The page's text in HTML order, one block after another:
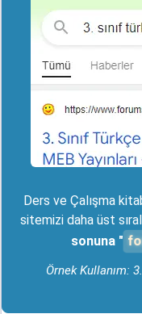
Ders ve Çalışma
sitemizi daha üst
sonuna "
Örnek Kullanım: